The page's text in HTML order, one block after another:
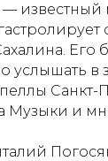
— известный
Его
услышать в
Санкт-
Музыки и